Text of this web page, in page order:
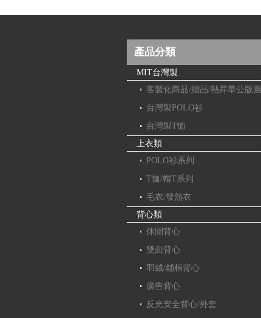
產品分類
MIT台灣製
客製化商品/贈品/熱昇華公版圖
台灣製POLO衫
台灣製T恤
上衣類
POLO衫系列
T恤/帽T系列
毛衣/發熱衣
背心類
休閒背心
雙面背心
羽絨/鋪棉背心
廣告背心
反光安全背心/外套